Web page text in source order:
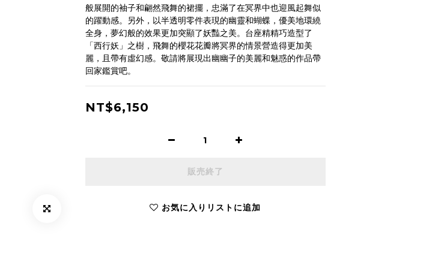
般展開的袖子和翩然飛舞的裙擺，忠滿了在冥界中也迎風起舞似
的躍動感。另外，以半透明零件表現的幽靈和蝴蝶，優美地環繞
全身，夢幻般的效果更加突顯了妖豔之美。台座精精巧造型了
「西行妖」之樹，飛舞的櫻花花瓣將冥界的情景營造得更加美
麗，且帶有虛幻感。敬請將展現出幽幽子的美麗和魅惑的作品帶
回家鑑賞吧。
NT$6,150
販売終了
お気に入りリストに追加